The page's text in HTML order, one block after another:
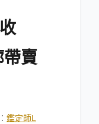
賣
鑑定師L